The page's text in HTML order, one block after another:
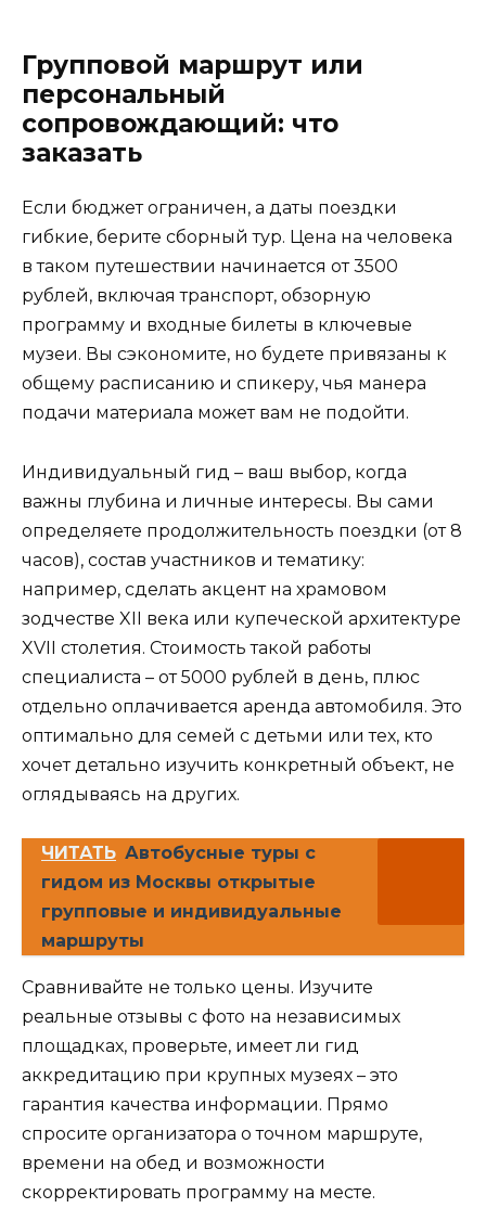
Групповой маршрут или
персональный
сопровождающий: что
заказать
Если бюджет ограничен, а даты поездки
гибкие, берите сборный тур. Цена на человека
в таком путешествии начинается от 3500
рублей, включая транспорт, обзорную
программу и входные билеты в ключевые
музеи. Вы сэкономите, но будете привязаны к
общему расписанию и спикеру, чья манера
подачи материала может вам не подойти.
Индивидуальный гид – ваш выбор, когда
важны глубина и личные интересы. Вы сами
определяете продолжительность поездки (от 8
часов), состав участников и тематику:
например, сделать акцент на храмовом
зодчестве XII века или купеческой архитектуре
XVII столетия. Стоимость такой работы
специалиста – от 5000 рублей в день, плюс
отдельно оплачивается аренда автомобиля. Это
оптимально для семей с детьми или тех, кто
хочет детально изучить конкретный объект, не
оглядываясь на других.
ЧИТАТЬ Автобусные туры с
гидом из Москвы открытые
групповые и индивидуальные
маршруты
Сравнивайте не только цены. Изучите
реальные отзывы с фото на независимых
площадках, проверьте, имеет ли гид
аккредитацию при крупных музеях – это
гарантия качества информации. Прямо
спросите организатора о точном маршруте,
времени на обед и возможности
скорректировать программу на месте.